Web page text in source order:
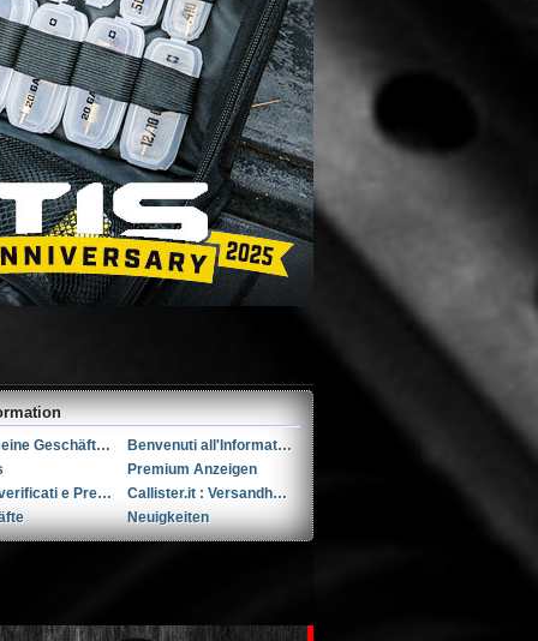
Allgemeine Geschäftsbedingungen (AGB)s
Benvenuti all'Informativa sulla Privacy
Premium Anzeigen
Utenti verificati e Premium
Callister.it : Versandhandel seit 2002
Neuigkeiten